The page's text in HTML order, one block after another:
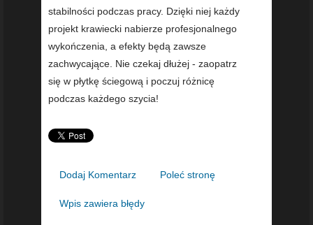
stabilności podczas pracy. Dzięki niej każdy
projekt krawiecki nabierze profesjonalnego
wykończenia, a efekty będą zawsze
zachwycające. Nie czekaj dłużej - zaopatrz
się w płytkę ściegową i poczuj różnicę
podczas każdego szycia!
Dodaj Komentarz Poleć stronę
Wpis zawiera błędy